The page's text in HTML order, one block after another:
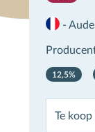
- Aude
12,5%
Te koop
×